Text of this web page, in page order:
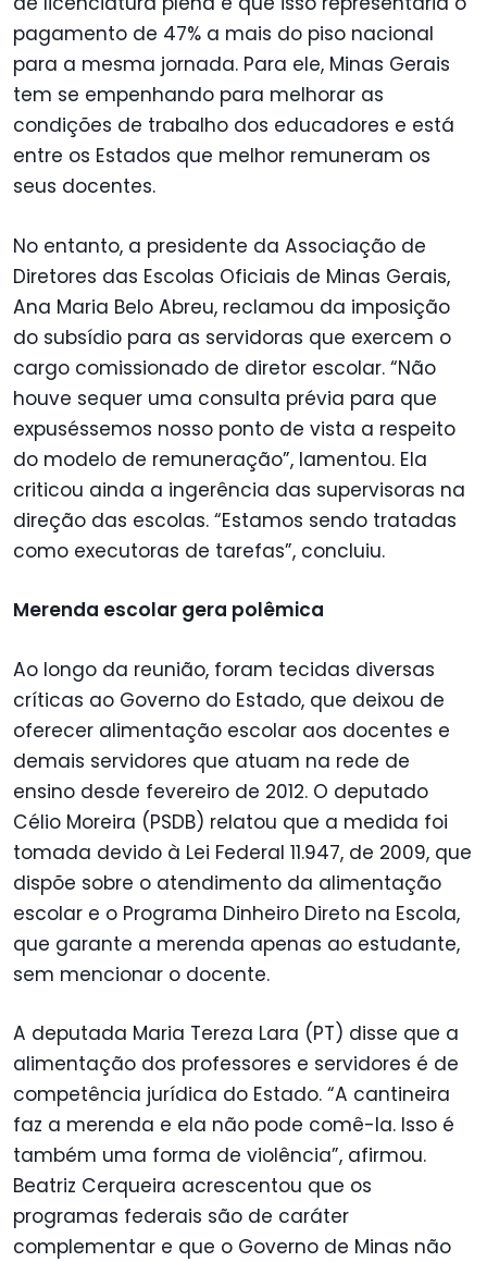
pagamento de 47% a mais do piso nacional
para a mesma jornada. Para ele, Minas Gerais
tem se empenhando para melhorar as
condições de trabalho dos educadores e está
entre os Estados que melhor remuneram os
seus docentes.
No entanto, a presidente da Associação de
Diretores das Escolas Oficiais de Minas Gerais,
Ana Maria Belo Abreu, reclamou da imposição
do subsídio para as servidoras que exercem o
cargo comissionado de diretor escolar. “Não
houve sequer uma consulta prévia para que
expuséssemos nosso ponto de vista a respeito
do modelo de remuneração”, lamentou. Ela
criticou ainda a ingerência das supervisoras na
direção das escolas. “Estamos sendo tratadas
como executoras de tarefas”, concluiu.
Merenda escolar gera polêmica
Ao longo da reunião, foram tecidas diversas
críticas ao Governo do Estado, que deixou de
oferecer alimentação escolar aos docentes e
demais servidores que atuam na rede de
ensino desde fevereiro de 2012. O deputado
Célio Moreira (PSDB) relatou que a medida foi
tomada devido à Lei Federal 11.947, de 2009, que
dispõe sobre o atendimento da alimentação
escolar e o Programa Dinheiro Direto na Escola,
que garante a merenda apenas ao estudante,
sem mencionar o docente.
A deputada Maria Tereza Lara (PT) disse que a
alimentação dos professores e servidores é de
competência jurídica do Estado. “A cantineira
faz a merenda e ela não pode comê-la. Isso é
também uma forma de violência”, afirmou.
Beatriz Cerqueira acrescentou que os
programas federais são de caráter
complementar e que o Governo de Minas não